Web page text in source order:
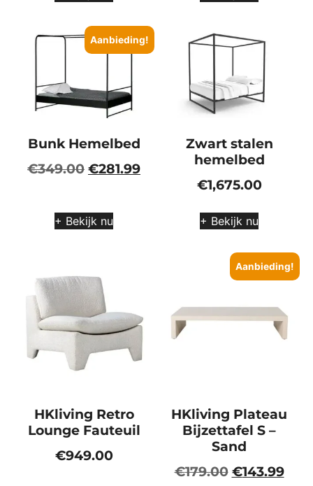
Aanbieding!
Bunk Hemelbed
€349.00 €281.99
+ Bekijk nu
Zwart stalen
hemelbed
€1,675.00
+ Bekijk nu
HKliving Retro
Lounge Fauteuil
€949.00
Aanbieding!
HKliving Plateau
Bijzettafel S –
Sand
€179.00 €143.99